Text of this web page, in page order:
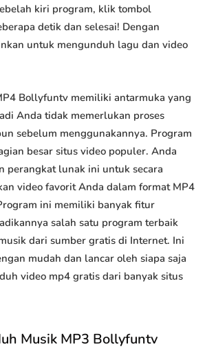
kiri program, klik tombol
detik dan selesai! Dengan
untuk mengunduh lagu dan video
Bollyfuntv memiliki antarmuka yang
Anda tidak memerlukan proses
sebelum menggunakannya. Program
besar situs video populer. Anda
perangkat lunak ini untuk secara
video favorit Anda dalam format MP4
ini memiliki banyak fitur
salah satu program terbaik
dari sumber gratis di Internet. Ini
mudah dan lancar oleh siapa saja
video mp4 gratis dari banyak situs
Musik MP3 Bollyfuntv